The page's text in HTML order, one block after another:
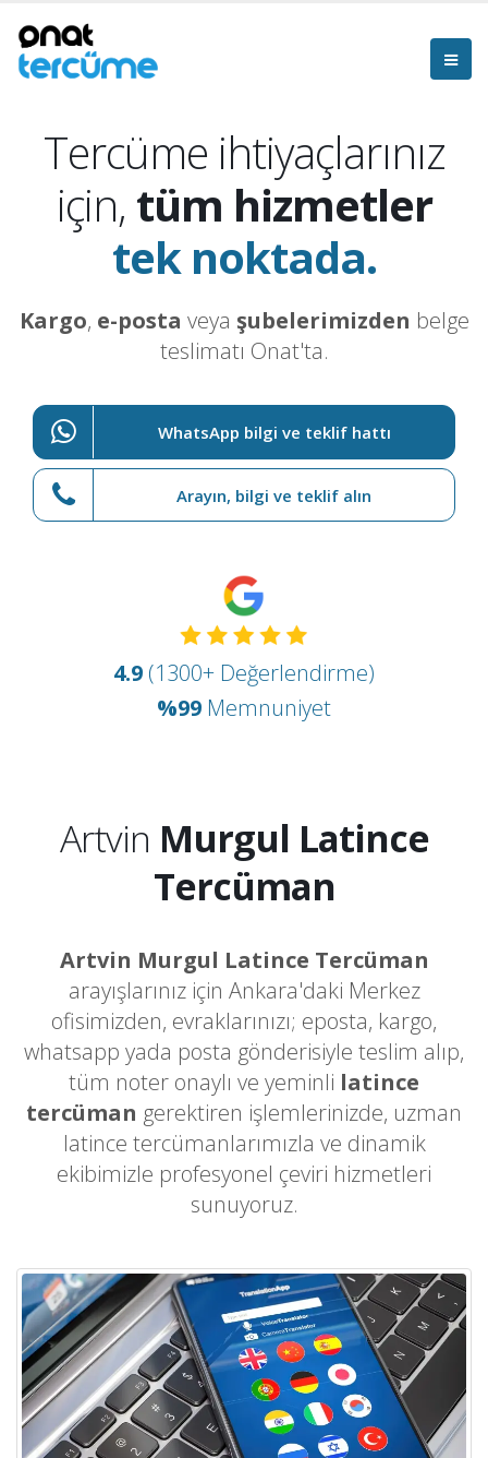
Tercüme ihtiyaçlarınız
için, tüm hizmetler
tek noktada.
Kargo, e-posta veya şubelerimizden belge
teslimatı Onat'ta.
WhatsApp bilgi ve teklif hattı
Arayın, bilgi ve teklif alın
4.9 (1300+ Değerlendirme)
%99 Memnuniyet
Artvin Murgul Latince
Tercüman
Artvin Murgul Latince Tercüman
arayışlarınız için Ankara'daki Merkez
ofisimizden, evraklarınızı; eposta, kargo,
whatsapp yada posta gönderisiyle teslim alıp,
tüm noter onaylı ve yeminli latince
tercüman gerektiren işlemlerinizde, uzman
latince tercümanlarımızla ve dinamik
ekibimizle profesyonel çeviri hizmetleri
sunuyoruz.